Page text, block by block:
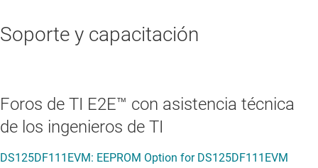
Soporte y capacitación
Foros de TI E2E™ con asistencia técnica
de los ingenieros de TI